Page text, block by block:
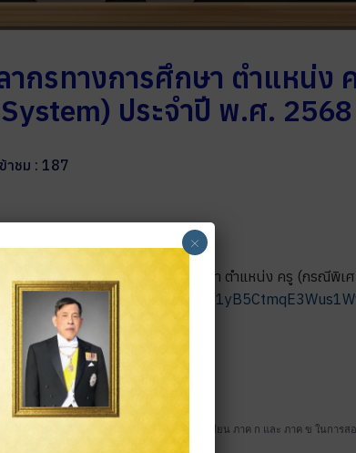
ากรทางการศึกษา ตำแหน่ง
ประจำปี พ.ศ.
าชม : 187
าชการครูและบุคลากรทางการศึกษา ตำแหน่ง ครู (กรณีพิเ
https://drive.google.com/file/d/
×